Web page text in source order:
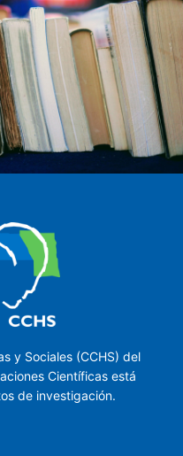
y Sociales (CCHS) del
Científicas está
de investigación.